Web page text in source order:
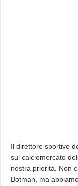
Il direttore sportivo
sul calciomercato
nostra priorità. Non
Botman, ma